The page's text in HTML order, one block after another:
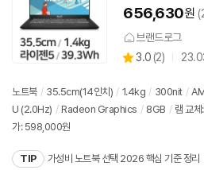
656,630원
브랜드로그
별
3.0 (상
리
뷰
2)
노트북 / 35.5cm(14인치) / 1.4kg / 300nit /
U (2.0Hz) / Radeon Graphics / 8GB / 램 교
가: 598,000원
TIP 가성비 노트북 선택 2026 핵심 기준 정리